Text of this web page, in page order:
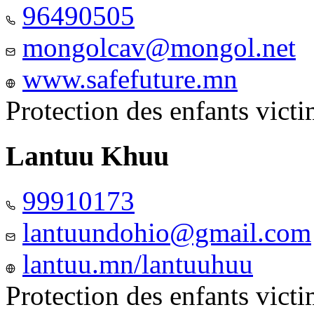
96490505
mongolcav@mongol.net
www.safefuture.mn
Protection des enfants
Lantuu Khuu
99910173
lantuundohio@gmail.com
lantuu.mn/lantuuhuu
Protection des enfants